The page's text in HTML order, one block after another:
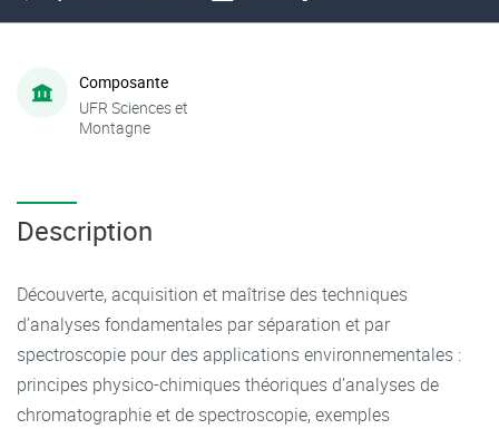
Composante
UFR Sciences et
Montagne
Description
Découverte, acquisition et maîtrise des techniques
d’analyses fondamentales par séparation et par
spectroscopie pour des applications environnementales :
principes physico-chimiques théoriques d’analyses de
chromatographie et de spectroscopie, exemples